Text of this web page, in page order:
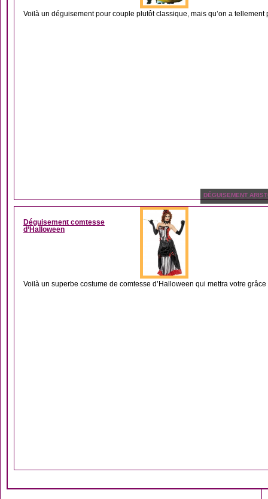
Voilà un déguisement pour couple plutôt classique, mais qu’on a tellement
DÉGUISEMENT
Déguisement comtesse
d’Halloween
Voilà un superbe costume de comtesse d’Halloween qui mettra votre